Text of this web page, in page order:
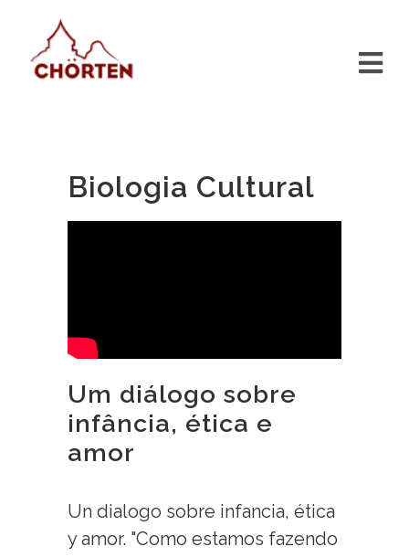
Biologia Cultural
Um diálogo sobre
infância, ética e
amor
Un dialogo sobre infancia, ética
y amor. "Como estamos fazendo